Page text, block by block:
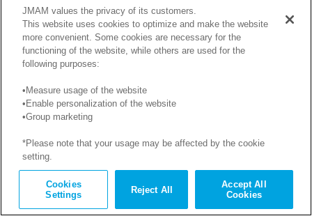
くなっている今の状況を、皆さまは予想されてい
ただろうか…。
記事を読む
JMAM values the privacy of its customers.
This website uses cookies to optimize and make the website
more convenient. Some cookies are necessary for the
functioning of the website, while others are used for the
following purposes:
•Measure usage of the website
•Enable personalization of the website
•Group marketing
*Please note that your usage may be affected by the cookie
setting.
Cookies
Settings
Reject All
Accept All
Cookies